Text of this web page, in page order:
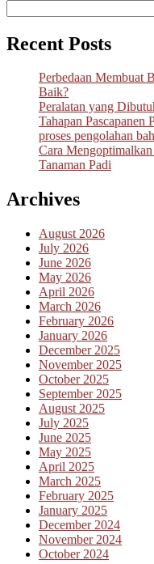
Recent Posts
Perbedaan Membuat
Baik?
Peralatan yang
Tahapan Pascapanen
proses pengolahan
Cara
Tanaman Padi
Archives
August 2026
July 2026
June 2026
May 2026
April 2026
March 2026
February 2026
January 2026
December 2025
November 2025
October 2025
September 2025
August 2025
July 2025
June 2025
May 2025
April 2025
March 2025
February 2025
January 2025
December 2024
November 2024
October 2024